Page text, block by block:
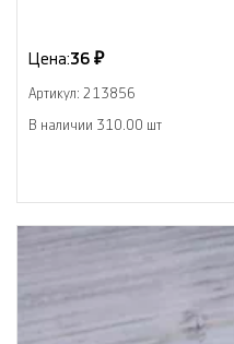
Цена:36 ₽
Артикул: 213856
В наличии 310.00 шт